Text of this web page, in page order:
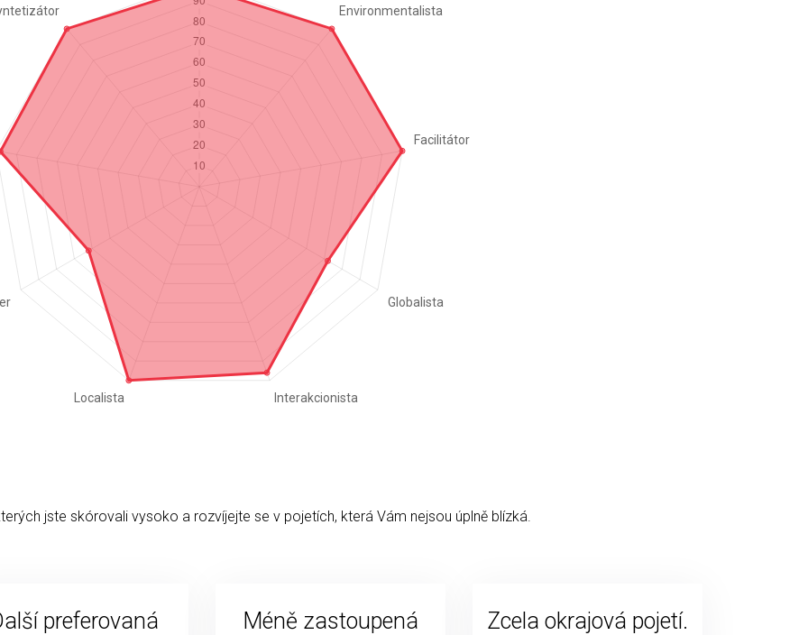
jste skórovali vysoko a rozvíjejte se v pojetích, která Vám nejsou úplně blízká.
preferovaná
Méně zastoupená
Zcela okrajová pojetí.